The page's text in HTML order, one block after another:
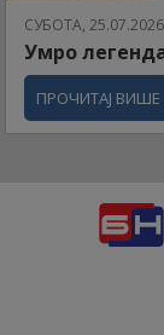
СУБОТА,
Умро
ПРОЧИТАЈ ВИШЕ